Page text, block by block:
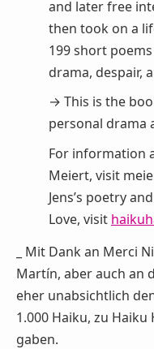
and later free
then took on a
199 short
drama, despair,
→ This is the
personal drama
For information
Meiert, visit
Jens’s poetry
Love, visit
_ Mit Dank an Merci
Martín, aber auch an
eher unabsichtlich
1.000 Haiku, zu
gaben.